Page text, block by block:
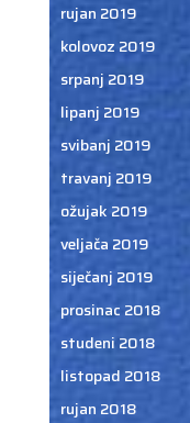
rujan 2019
kolovoz 2019
srpanj 2019
lipanj 2019
svibanj 2019
travanj 2019
ožujak 2019
veljača 2019
siječanj 2019
prosinac 2018
studeni 2018
listopad 2018
rujan 2018